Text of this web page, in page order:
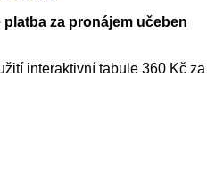
platba za pronájem učeben
interaktivní tabule 360 Kč za